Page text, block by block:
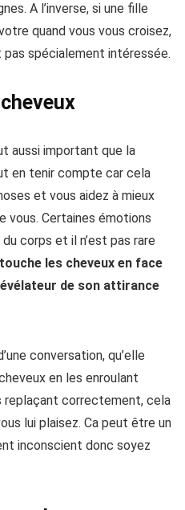
A l’inverse, si une fille
quand vous vous croisez,
pas spécialement intéressée.
aussi important que la
en tenir compte car cela
et vous aidez à mieux
vous. Certaines émotions
corps et il n’est pas rare
les cheveux en face
de son attirance
conversation, qu’elle
en les enroulant
replaçant correctement, cela
lui plaisez. Ca peut être un
inconscient donc soyez